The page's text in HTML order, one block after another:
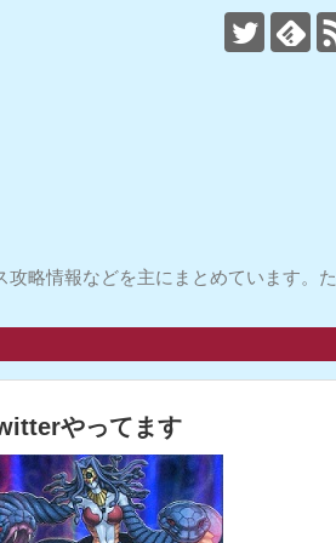
略情報などを主にまとめています。た
やってます